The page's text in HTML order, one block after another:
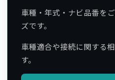
車種・年式・ナビ品番を
ズです。
車種適合や接続に関する
す。